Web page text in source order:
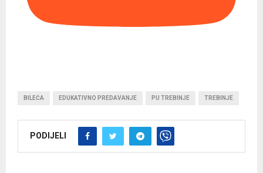
BILEĆA EDUKATIVNO PREDAVANJE PU TREBINJE TREBINJE
PODIJELI